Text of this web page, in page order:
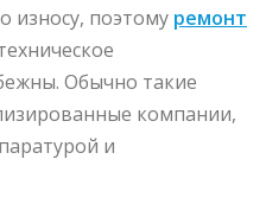
износу, поэтому ремонт
Обычно такие
компании,
и